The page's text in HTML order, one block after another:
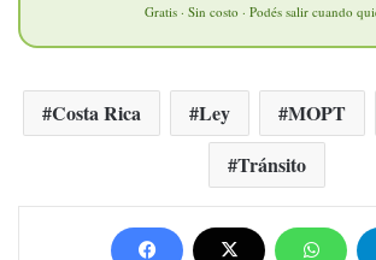
Gratis · Sin costo · Podés salir cuando
Costa Rica Ley MOPT
Tránsito